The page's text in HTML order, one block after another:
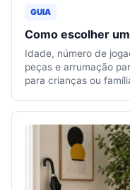
GUIA
Como escolher
Idade, número de
peças e arrumação
para crianças ou